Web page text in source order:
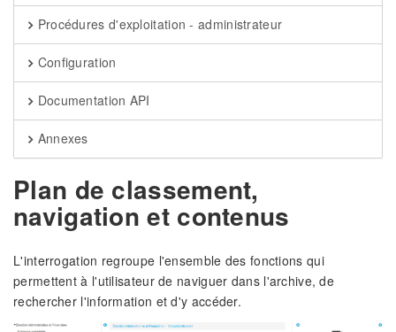
Procédures d'exploitation - administrateur
Configuration
Documentation API
Annexes
Plan de classement,
navigation et contenus
L'interrogation regroupe l'ensemble des fonctions qui
permettent à l'utilisateur de naviguer dans l'archive, de
rechercher l'information et d'y accéder.